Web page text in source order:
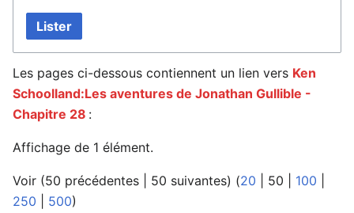
Lister
Les pages ci-dessous contiennent un lien vers Ken
Schoolland:Les aventures de Jonathan Gullible -
Chapitre 28 :
Affichage de 1 élément.
Voir (50 précédentes 50 suivantes) (20 50 100
250
500)